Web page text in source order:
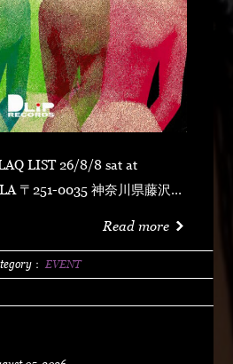
沢市
PMX
Read more
： EVENT